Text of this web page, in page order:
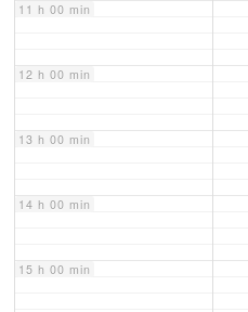
11 h 00 min
12 h 00 min
13 h 00 min
14 h 00 min
15 h 00 min